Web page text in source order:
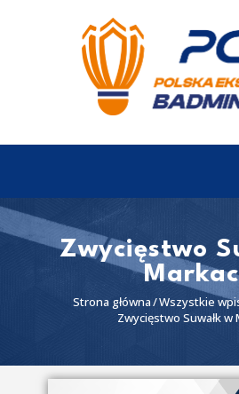
Zwycięstwo
Strona główna Wszystkie
Zwycięstwo Suwałk w
EKSTRALIGA
Aktualności
Tabela
Wyniki
Terminarz
Partnerzy
II liga